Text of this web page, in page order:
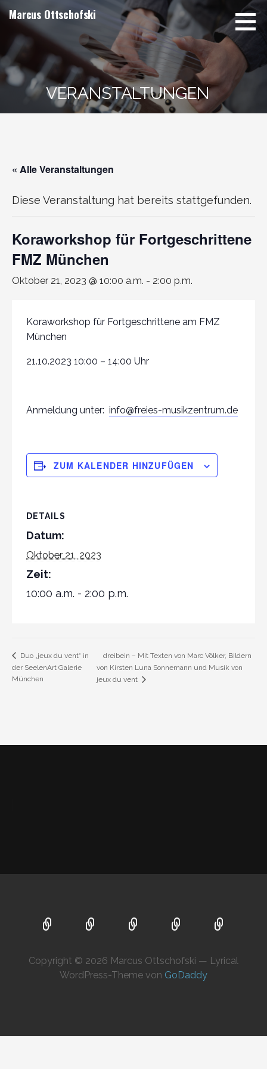
Zum
Inhalt
springen
Marcus Ottschofski
VERANSTALTUNGEN
« Alle Veranstaltungen
Diese Veranstaltung hat bereits stattgefunden.
Koraworkshop für Fortgeschrittene
FMZ München
Oktober 21, 2023 @ 10:00 a.m. - 2:00 p.m.
Koraworkshop für Fortgeschrittene am FMZ
München
21.10.2023 10:00 – 14:00 Uhr
Anmeldung unter: info@freies-musikzentrum.de
ZUM KALENDER HINZUFÜGEN
DETAILS
Datum:
Oktober 21, 2023
Zeit:
10:00 a.m. - 2:00 p.m.
Duo „jeux du vent“ in
der SeelenArt Galerie
München
dreibein – Mit Texten von Marc Völker, Bildern
von Kirsten Luna Sonnemann und Musik von
jeux du vent
Copyright © 2026 Marcus Ottschofski — Lyrical
WordPress-Theme von GoDaddy